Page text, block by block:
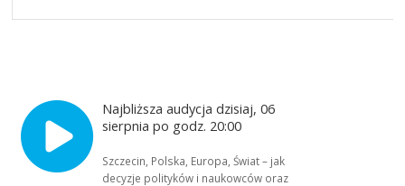
Najbliższa audycja dzisiaj, 06
sierpnia po godz. 20:00
Szczecin, Polska, Europa, Świat – jak
decyzje polityków i naukowców oraz